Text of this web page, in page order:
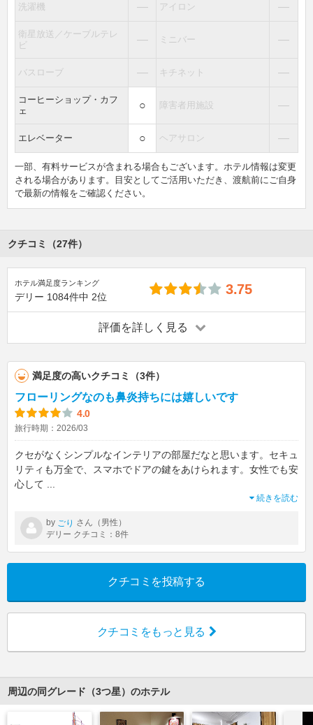
洗濯機 ― アイロン ―
衛星放送／ケーブルテレ
ビ
― ミニバー ―
バスローブ ― キチネット ―
コーヒーショップ・カフ
ェ
○ 障害者用施設 ―
エレベーター ○ ヘアサロン ―
一部、有料サービスが含まれる場合もございます。ホテル情報は変更
される場合があります。目安としてご活用いただき、渡航前にご自身
で最新の情報をご確認ください。
クチコミ（27件）
ホテル満足度ランキング
デリー 1084件中 2位 3.75
評価を詳しく見る
満足度の高いクチコミ（3件）
フローリングなのも鼻炎持ちには嬉しいです
4.0
旅行時期：2026/03
クセがなくシンプルなインテリアの部屋だなと思います。セキュ
リティも万全で、スマホでドアの鍵をあけられます。女性でも安
心して ...
続きを読む
by ごり さん（男性）
デリー クチコミ：8件
クチコミを投稿する
クチコミをもっと見る
周辺の同グレード（3つ星）のホテル